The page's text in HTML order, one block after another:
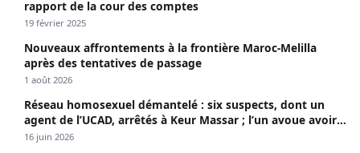
rapport de la cour des comptes
19 février 2025
Nouveaux affrontements à la frontière Maroc-Melilla
après des tentatives de passage
1 août 2026
Réseau homosexuel démantelé : six suspects, dont un
agent de l’UCAD, arrêtés à Keur Massar ; l’un avoue avoir
propagé le VIH depuis 2018
16 juin 2026